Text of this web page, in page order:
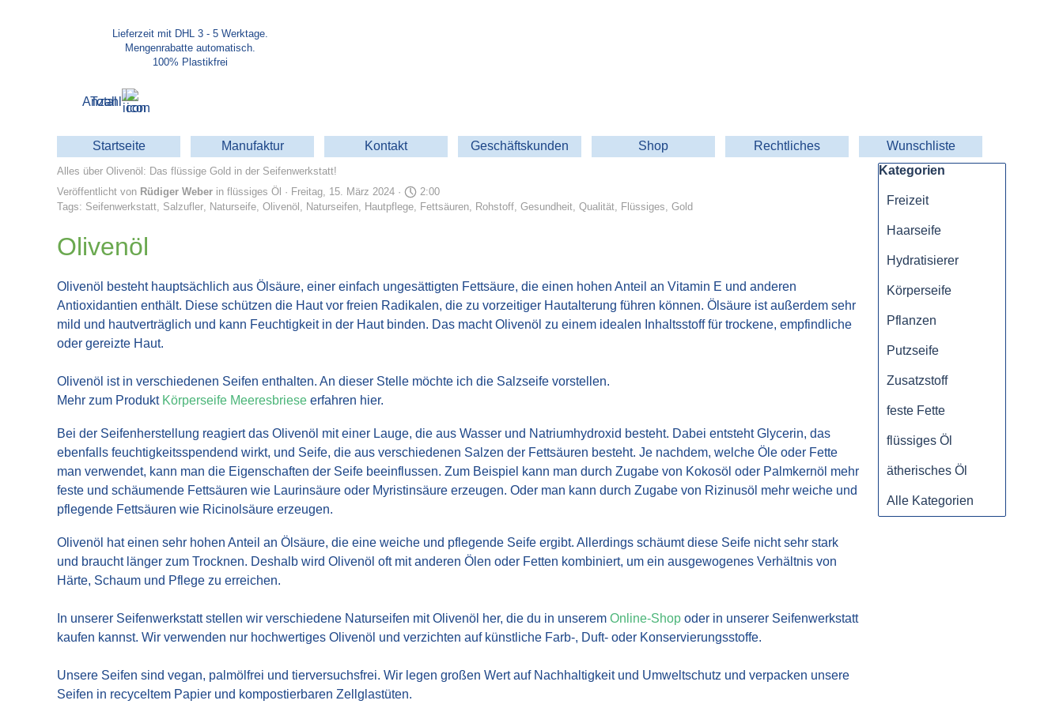
Menü überspringen
Startseite Manufaktur ▼
Kontakt Geschäftskunden ▼
Shop ▼
Rechtliches ▼
Wunschliste
Total
Anzahl
Lieferzeit mit DHL 3 - 5 Werktage.
Mengenrabatte automatisch.
100% Plastikfrei
Alles über Olivenöl: Das flüssige Gold in der Seifenwerkstatt!
Veröffentlicht von Rüdiger Weber in flüssiges Öl · Freitag, 15. März 2024 ·
2:00
Tags: Seifenwerkstatt, Salzufler, Naturseife, Olivenöl , Naturseifen, Hautpflege, Fettsäuren, Rohstoff, Gesundheit, Qualität, Flüssiges, Gold
Olivenöl
Olivenöl besteht hauptsächlich aus Ölsäure, einer einfach ungesättigten Fettsäure, die einen hohen Anteil an Vitamin E und anderen
Antioxidantien enthält. Diese schützen die Haut vor freien Radikalen, die zu vorzeitiger Hautalterung führen können. Ölsäure ist außerdem sehr
mild und hautverträglich und kann Feuchtigkeit in der Haut binden. Das macht Olivenöl zu einem idealen Inhaltsstoff für trockene, empfindliche
oder gereizte Haut.
Olivenöl ist in verschiedenen Seifen enthalten. An dieser Stelle möchte ich die Salzseife vorstellen.
Mehr zum Produkt Körperseife Meeresbriese erfahren hier.
Bei der Seifenherstellung reagiert das Olivenöl mit einer Lauge, die aus Wasser und Natriumhydroxid besteht. Dabei entsteht Glycerin, das
ebenfalls feuchtigkeitsspendend wirkt, und Seife, die aus verschiedenen Salzen der Fettsäuren besteht. Je nachdem, welche Öle oder Fette
man verwendet, kann man die Eigenschaften der Seife beeinflussen. Zum Beispiel kann man durch Zugabe von Kokosöl oder Palmkernöl mehr
feste und schäumende Fettsäuren wie Laurinsäure oder Myristinsäure erzeugen. Oder man kann durch Zugabe von Rizinusöl mehr weiche und
pflegende Fettsäuren wie Ricinolsäure erzeugen.
Olivenöl hat einen sehr hohen Anteil an Ölsäure, die eine weiche und pflegende Seife ergibt. Allerdings schäumt diese Seife nicht sehr stark
und braucht länger zum Trocknen. Deshalb wird Olivenöl oft mit anderen Ölen oder Fetten kombiniert, um ein ausgewogenes Verhältnis von
Härte, Schaum und Pflege zu erreichen.
In unserer Seifenwerkstatt stellen wir verschiedene Naturseifen mit Olivenöl her, die du in unserem Online-Shop oder in unserer Seifenwerkstatt
kaufen kannst. Wir verwenden nur hochwertiges Olivenöl und verzichten auf künstliche Farb-, Duft- oder Konservierungsstoffe.
Unsere Seifen sind vegan, palmölfrei und tierversuchsfrei. Wir legen großen Wert auf Nachhaltigkeit und Umweltschutz und verpacken unsere
Seifen in recyceltem Papier und kompostierbaren Zellglastüten.
Block überspringen Kategorien
Kategorien
Freizeit
Haarseife
Hydratisierer
Körperseife
Pflanzen
Putzseife
Zusatzstoff
feste Fette
flüssiges Öl
ätherisches Öl
Alle Kategorien